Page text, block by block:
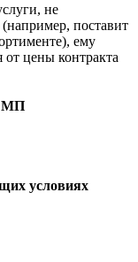
не
поставит
ему
цены контракта
условиях